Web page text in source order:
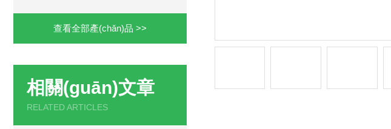
查看全部產(chǎn)品 >>
相關(guān)文章
RELATED ARTICLES